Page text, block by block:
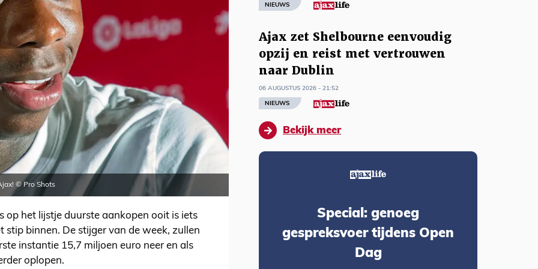
© Pro Shots
op het lijstje duurste aankopen ooit is iets
binnen. De stijger van de week, zullen
instantie 15,7 miljoen euro neer en als
oplopen.
NIEUWS
Ajax zet Shelbourne eenvoudig
opzij en reist met vertrouwen
naar Dublin
06 AUGUSTUS 2026 - 21:52
NIEUWS
Bekijk meer
Special: genoeg
gespreksvoer tijdens Open
Dag